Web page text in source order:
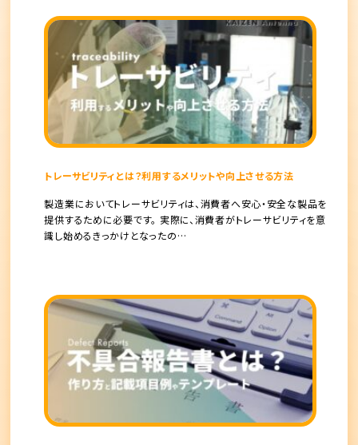
トレーサビリティとは？利用するメリットや向上させる方法
製造業においてトレーサビリティは、消費者へ安心・安全な製品を
提供するために必要です。 実際に、消費者がトレーサビリティを意
識し始めるきっかけとなったの…